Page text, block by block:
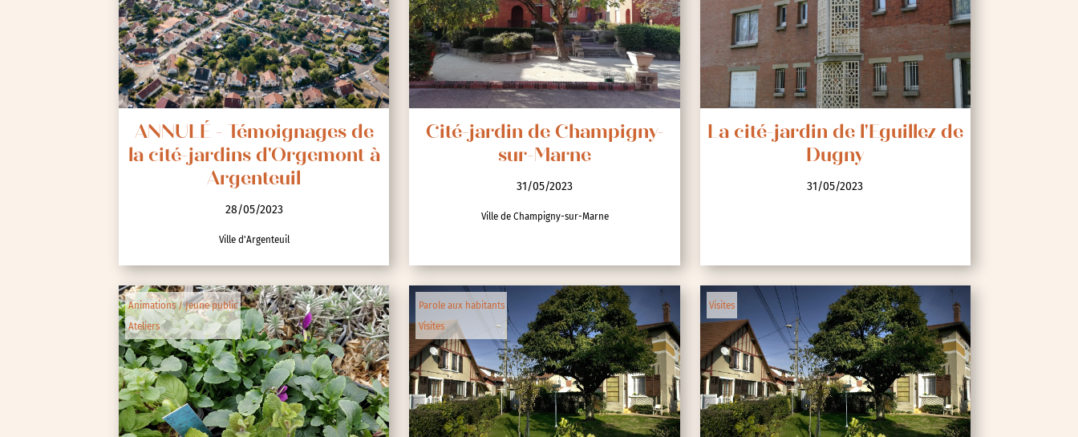
Spectacle et performances
Visites
Voyage d'études
Autre
Essonne (91)
Hauts-de-Seine (92)
Paris (75)
Seine-et-Marne (77)
Seine-Saint-Denis (93)
Test-tag-event
Val-d’Oise (95)
ANNULÉ - Témoignages de
la cité-jardins d'Orgemont à
Argenteuil
28/05/2023
Ville d'Argenteuil
Cité-jardin de Champigny-
sur-Marne
31/05/2023
Ville de Champigny-sur-Marne
La cité-jardin de l'Eguillez de
Dugny
31/05/2023
Animations / Jeune public
Ateliers
Parole aux habitants
Visites
Visites